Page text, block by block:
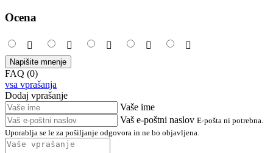
Ocena
Napišite mnenje
FAQ (0)
vsa vprašanja
Dodaj vprašanje
Vaše ime
Vaš e-poštni naslov E-pošta ni potrebna.
Uporablja se le za pošiljanje odgovora in ne bo objavljena.